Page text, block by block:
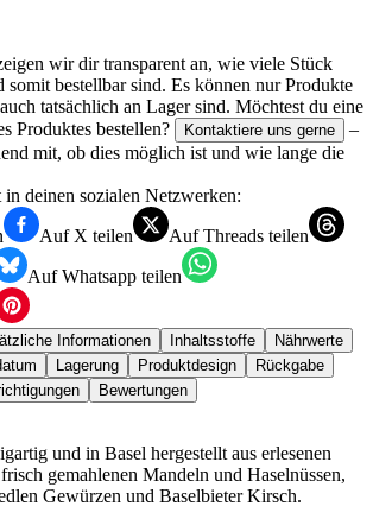
wir dir transparent an, wie viele Stück
somit bestellbar sind. Es können nur Produkte
tatsächlich an Lager sind. Möchtest du eine
Produktes bestellen?
Kontaktiere uns gerne
–
mit, ob dies möglich ist und wie lange die
in deinen sozialen Netzwerken:
Auf X teilen
Auf Threads teilen
Auf Whatsapp teilen
Informationen Inhaltsstoffe
Nährwerte
Lagerung Produktdesign
Rückgabe
Bewertungen
und in Basel hergestellt aus erlesenen
gemahlenen Mandeln und Haselnüssen,
Gewürzen und Baselbieter Kirsch.